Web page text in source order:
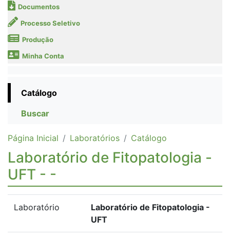
Documentos
Processo Seletivo
Produção
Minha Conta
Catálogo
Buscar
Página Inicial Laboratórios Catálogo
Laboratório de Fitopatologia -
UFT - -
Laboratório
Laboratório de Fitopatologia -
UFT